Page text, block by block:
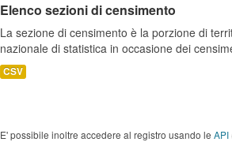
Elenco sezioni di censimento
La sezione di censimento è la porzione di
nazionale di statistica in occasione dei
CSV
E' possibile inoltre accedere al registro usando le API